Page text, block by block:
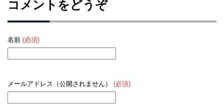
コメントをどうぞ
名前 (必須)
メールアドレス（公開されません） (必須)